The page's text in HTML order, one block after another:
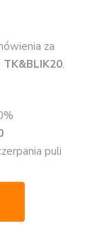
za
TK&BLIK20.
puli